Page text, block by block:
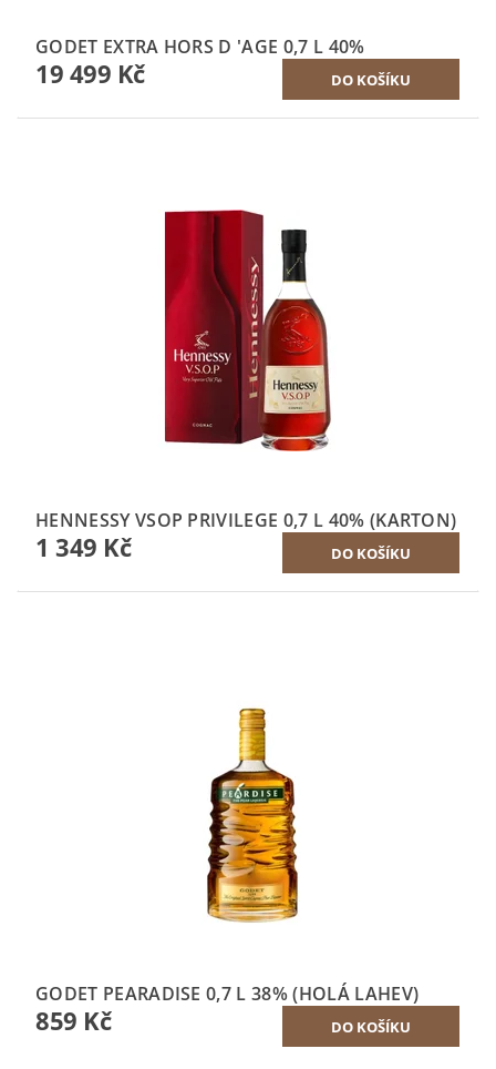
GODET EXTRA HORS D 'AGE 0,7 L 40%
19 499 Kč
HENNESSY VSOP PRIVILEGE 0,7 L 40% (KARTON)
1 349 Kč
GODET PEARADISE 0,7 L 38% (HOLÁ LAHEV)
859 Kč